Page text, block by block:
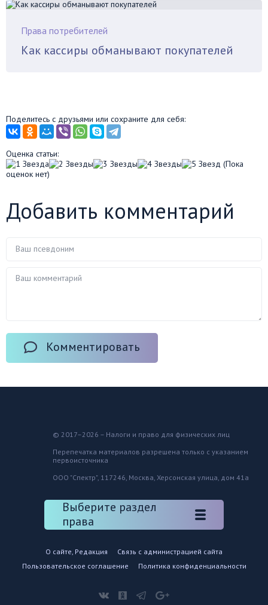
Права потребителей
Как кассиры обманывают покупателей
Поделитесь с друзьями или сохраните для себя:
Оценка статьи:
(Пока
оценок нет)
Добавить комментарий
Комментировать
© 2017–2026 – Налоги и право для физических лиц
Перепечатка материалов разрешена только с указанием
первоисточника
ООО "Спектр", 117246, Москва, Херсонская улица, дом 41а
Выберите раздел
права
О сайте, Редакция
Связь с администрацией сайта
Пользовательское соглашение
Политика конфиденциальности